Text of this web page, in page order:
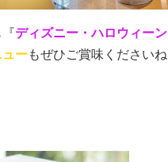
ディズニー・ハロウィーン
ューもぜひご賞味くださいね